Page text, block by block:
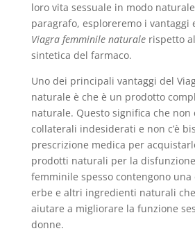
loro vita sessuale in modo
paragrafo, esploreremo i vantaggi
Viagra femminile naturalerispetto
sintetica del farmaco.
Uno dei principali vantaggi del
naturale è che è un prodotto
naturale. Questo significa che non
collaterali indesiderati e non c’è
prescrizione medica per
prodotti naturali per la
femminile spesso contengono
erbe e altri ingredienti naturali
aiutare a migliorare la funzione
donne.